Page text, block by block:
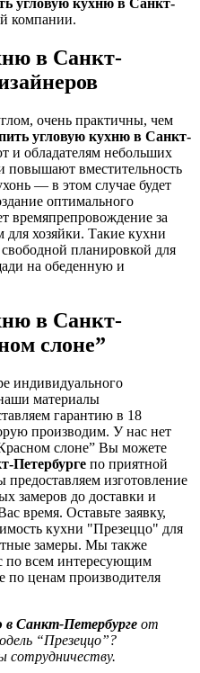
угловую кухню в Санкт-
компании.
в Санкт-
очень практичны, чем
угловую кухню в Санкт-
и обладателям небольших
повышают вместительность
— в этом случае будет
оптимального
времяпрепровождение за
хозяйки. Такие кухни
планировкой для
на обеденную и
в Санкт-
слоне”
индивидуального
материалы
гарантию в 18
производим. У нас нет
слоне” Вы можете
Петербурге по приятной
изготовление
замеров до доставки и
время. Оставьте заявку,
кухни "Презеццо" для
замеры. Мы также
по всем интересующим
по ценам производителя
в Санкт-Петербурге от
“Презеццо”?
сотрудничеству.